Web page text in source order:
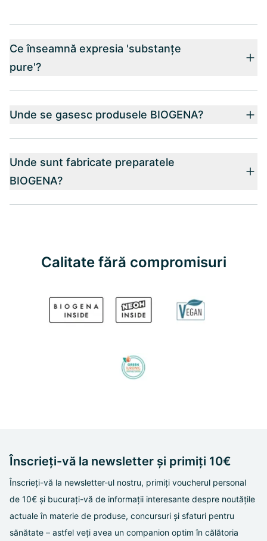
Ce înseamnă expresia 'substanțe
pure'?
Unde se gasesc produsele BIOGENA?
Unde sunt fabricate preparatele
BIOGENA?
Calitate fără compromisuri
Înscrieți-vă la newsletter și primiți 10€
Înscrieți-vă la newsletter-ul nostru, primiți voucherul personal
de 10€ și bucurați-vă de informații interesante despre noutățile
actuale în materie de produse, concursuri și sfaturi pentru
sănătate – astfel veți avea un companion optim în călătoria